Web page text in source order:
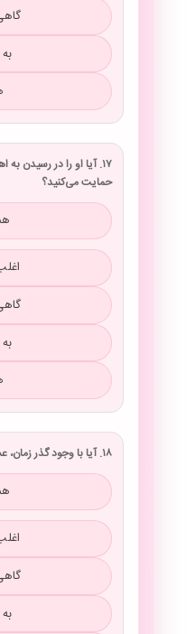
۱۷. آیا او را در رسیدن
حمایت می‌کنید؟
۱۸. آیا با وجود گذر زمان، عشق شما عمیق‌تر شده است؟